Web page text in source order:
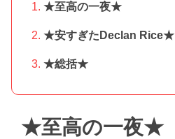
★至高の一夜★
★安すぎたDeclan Rice★
★総括★
★至高の一夜★